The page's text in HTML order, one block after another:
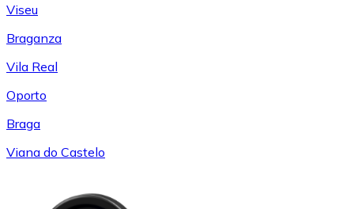
Viseu
Braganza
Vila Real
Oporto
Braga
Viana do Castelo